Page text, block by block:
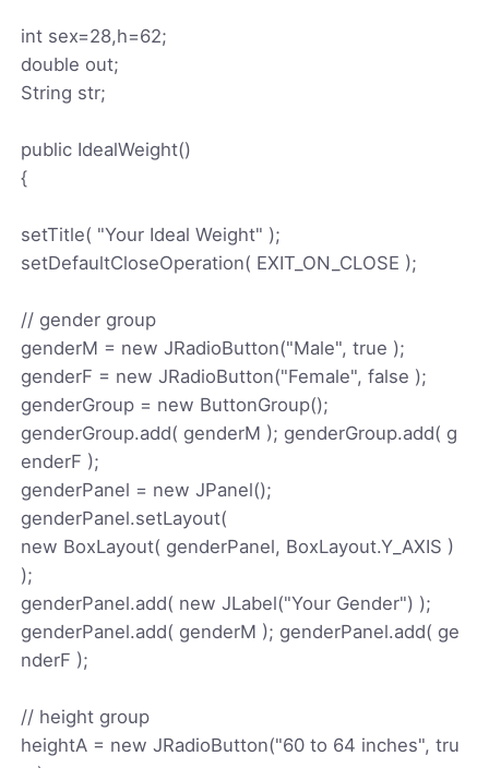
int sex=28,h=62;
double out;
String str;
public IdealWeight()
{
setTitle( "Your Ideal Weight" );
setDefaultCloseOperation( EXIT_ON_CLOSE );
// gender group
genderM = new JRadioButton("Male", true );
genderF = new JRadioButton("Female", false );
genderGroup = new ButtonGroup();
genderGroup.add( genderM ); genderGroup.add( g
enderF );
genderPanel = new JPanel();
genderPanel.setLayout(
new BoxLayout( genderPanel, BoxLayout.Y_AXIS )
);
genderPanel.add( new JLabel("Your Gender") );
genderPanel.add( genderM ); genderPanel.add( ge
nderF );
// height group
heightA = new JRadioButton("60 to 64 inches", tru